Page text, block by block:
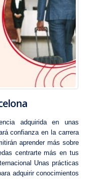
adquirida en unas
confianza en la carrera
aprender más sobre
centrarte más en tus
Unas prácticas
adquirir conocimientos